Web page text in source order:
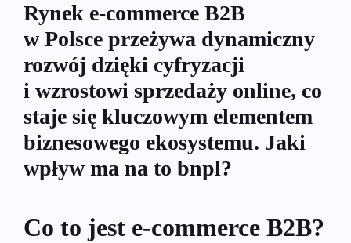
Rynek e-commerce B2B
w Polsce przeżywa dynamiczny
rozwój dzięki cyfryzacji
i wzrostowi sprzedaży online, co
staje się kluczowym elementem
biznesowego ekosystemu. Jaki
wpływ ma na to bnpl?
Co to jest e-commerce B2B?